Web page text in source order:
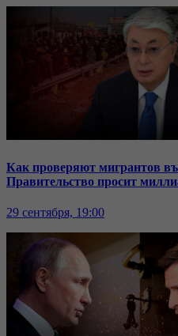
Как проверяют мигрантов
Правительство просит
29 сентября, 19:00